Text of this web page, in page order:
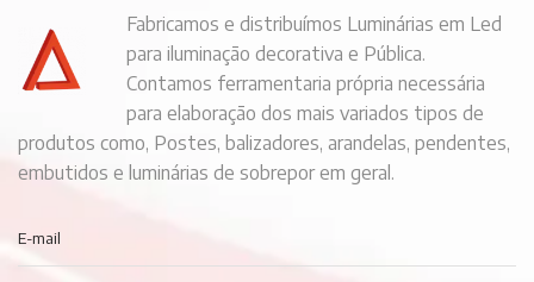
Fabricamos e distribuímos Luminárias em Led
para iluminação decorativa e Pública.
Contamos ferramentaria própria necessária
para elaboração dos mais variados tipos de
produtos como, Postes, balizadores, arandelas, pendentes,
embutidos e luminárias de sobrepor em geral.
E-mail